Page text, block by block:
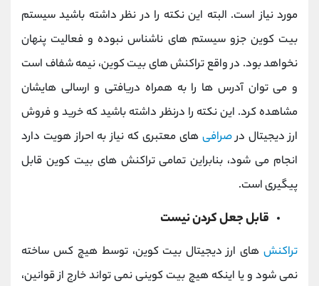
مورد نیاز است. البته این نکته را در نظر داشته باشید سیستم
بیت کوین جزو سیستم های ناشناس نبوده و فعالیت پنهان
نخواهد بود. در واقع تراکنش های بیت کوین، نیمه شفاف است
و می توان آدرس ها را به همراه دریافتی و ارسالی هایشان
مشاهده کرد. این نکته را درنظر داشته باشید که خرید و فروش
ارز دیجیتال درصرافی های معتبری که نیاز به احراز هویت دارد
انجام می شود، بنابراین تمامی تراکنش های بیت کوین قابل
پیگیری است.
قابل جعل کردن نیست
تراکنش های ارز دیجیتال بیت کوین، توسط هیچ کس ساخته
نمی شود و یا اینکه هیچ بیت کوینی نمی تواند خارج از قوانین،